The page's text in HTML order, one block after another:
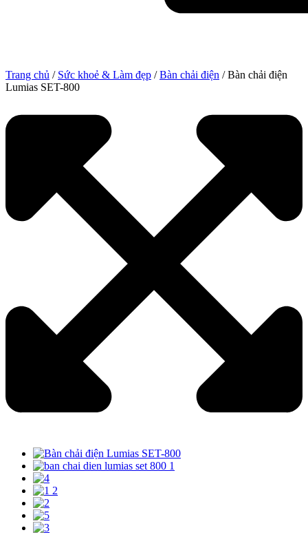
Trang chủ / Sức khoẻ & Làm đẹp /Bàn chải điện / Bàn chải điện
Lumias SET-800